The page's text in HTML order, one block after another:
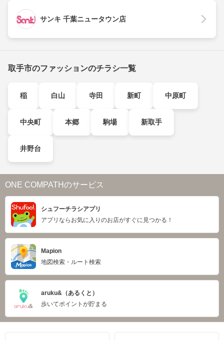
サンキ 千葉ニュータウン店
取手市のファッションのチラシ一覧
稲 白山 寺田 新町 中原町
中央町 本郷 駒場 新取手
井野台
ONE COMPATHのサービス
シュフーチラシアプリ
アプリならお気に入りのお店がすぐに見つかる！
Mapion
地図検索・ルート検索
aruku&（あるくと）
歩いてポイントが貯まる